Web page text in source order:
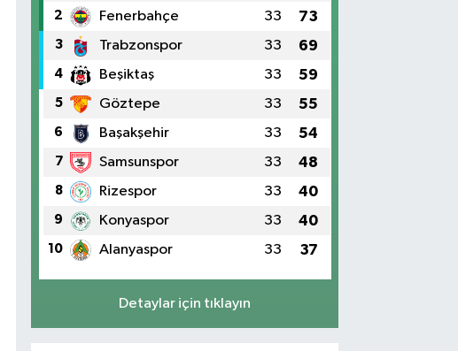
2 Fenerbahçe 33 73
3 Trabzonspor 33 69
4 Beşiktaş 33 59
5 Göztepe 33 55
6 Başakşehir 33 54
7 Samsunspor 33 48
8 Rizespor 33 40
9 Konyaspor 33 40
10 Alanyaspor 33 37
Detaylar için tıklayın